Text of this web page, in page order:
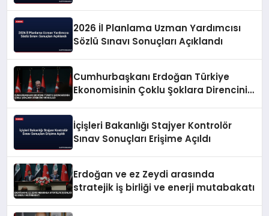
2026 İl Planlama Uzman Yardımcısı
Sözlü Sınavı Sonuçları Açıklandı
Cumhurbaşkanı Erdoğan Türkiye
Ekonomisinin Çoklu Şoklara Direncini
İçişleri Bakanlığı Stajyer Kontrolör
Sınav Sonuçları Erişime Açıldı
Erdoğan ve ez Zeydi arasında
stratejik iş birliği ve enerji mutabakatı